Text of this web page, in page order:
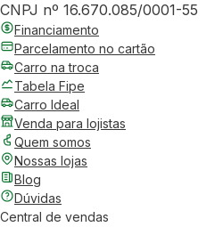
CNPJ nº 16.670.085/0001-55
Financiamento
Parcelamento no cartão
Carro na troca
Tabela Fipe
Carro Ideal
Venda para lojistas
Quem somos
Nossas lojas
Blog
Dúvidas
Central de vendas